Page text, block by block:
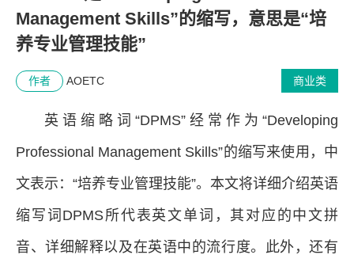
Management Skills”的缩写，意思是“培
养专业管理技能”
商业类
作者 AOETC
英语缩略词“DPMS”经常作为“Developing
Professional Management Skills”的缩写来使用，中
文表示：“培养专业管理技能”。本文将详细介绍英语
缩写词DPMS所代表英文单词，其对应的中文拼
音、详细解释以及在英语中的流行度。此外，还有